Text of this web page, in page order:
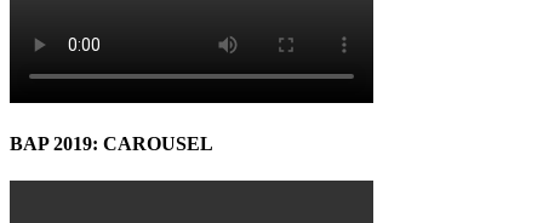
BAP 2019: CAROUSEL